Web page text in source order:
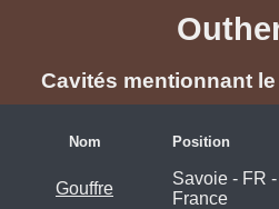
Cavités mentionnant
Nom Position
Gouffre
Savoie - FR -
France